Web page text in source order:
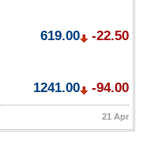
619.00
-22.50
1241.00 -94.00
21 Apr